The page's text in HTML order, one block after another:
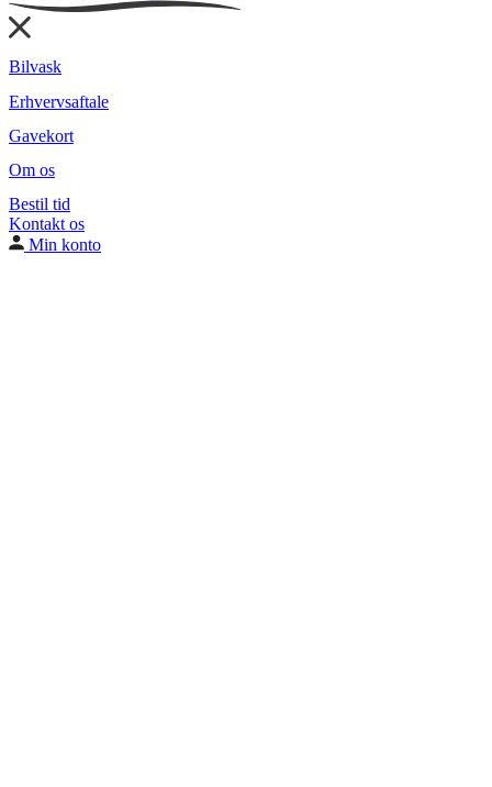
Bilvask
Erhvervsaftale
Gavekort
Om os
Bestil tid
Kontakt os
Min konto